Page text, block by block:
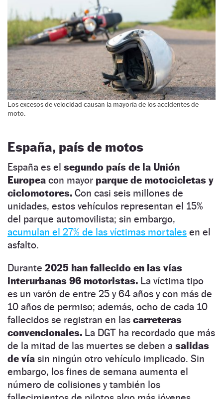
Los excesos de velocidad causan la mayoría de los accidentes de
moto.
España, país de motos
España es el segundo país de la Unión
Europea con mayor parque de motocicletas y
ciclomotores. Con casi seis millones de
unidades, estos vehículos representan el 15%
del parque automovilista; sin embargo,
acumulan el 27% de las víctimas mortales en el
asfalto.
Durante 2025 han fallecido en las vías
interurbanas 96 motoristas. La víctima tipo
es un varón de entre 25 y 64 años y con más de
10 años de permiso; además, ocho de cada 10
fallecidos se registran en las carreteras
convencionales. La DGT ha recordado que más
de la mitad de las muertes se deben a salidas
de vía sin ningún otro vehículo implicado. Sin
embargo, los fines de semana aumenta el
número de colisiones y también los